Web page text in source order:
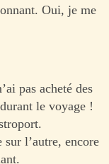
Oui, je me
pas acheté des
le voyage !
l’autre, encore